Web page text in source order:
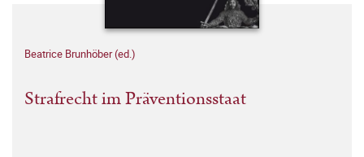
Beatrice Brunhöber (ed.)
Strafrecht im Präventionsstaat